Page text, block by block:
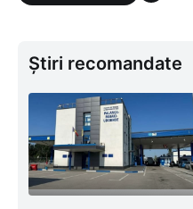
Știri recomandate